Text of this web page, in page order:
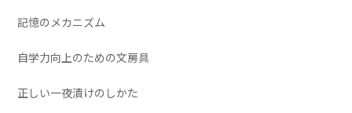
記憶のメカニズム
自学力向上のための文房具
正しい一夜漬けのしかた